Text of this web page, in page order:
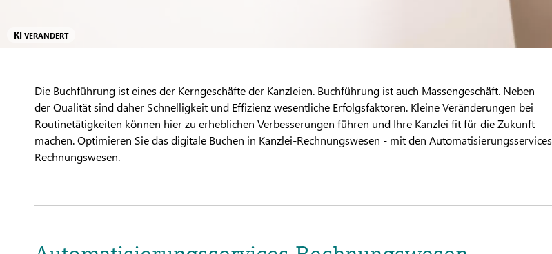
KI VERÄNDERT
Die Buchführung ist eines der Kerngeschäfte der Kanzleien. Buchführung ist auch Massengeschäft. Neben
der Qualität sind daher Schnelligkeit und Effizienz wesentliche Erfolgsfaktoren. Kleine Veränderungen bei
Routinetätigkeiten können hier zu erheblichen Verbesserungen führen und Ihre Kanzlei fit für die Zukunft
machen. Optimieren Sie das digitale Buchen in Kanzlei-Rechnungswesen - mit den Automatisierungsservices
Rechnungswesen.